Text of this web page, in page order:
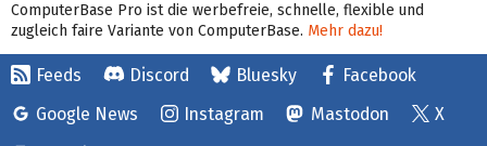
ComputerBase Pro ist die werbefreie, schnelle, flexible und
zugleich faire Variante von ComputerBase. Mehr dazu!
Feeds Discord Bluesky
Facebook
Google News
Instagram Mastodon
X